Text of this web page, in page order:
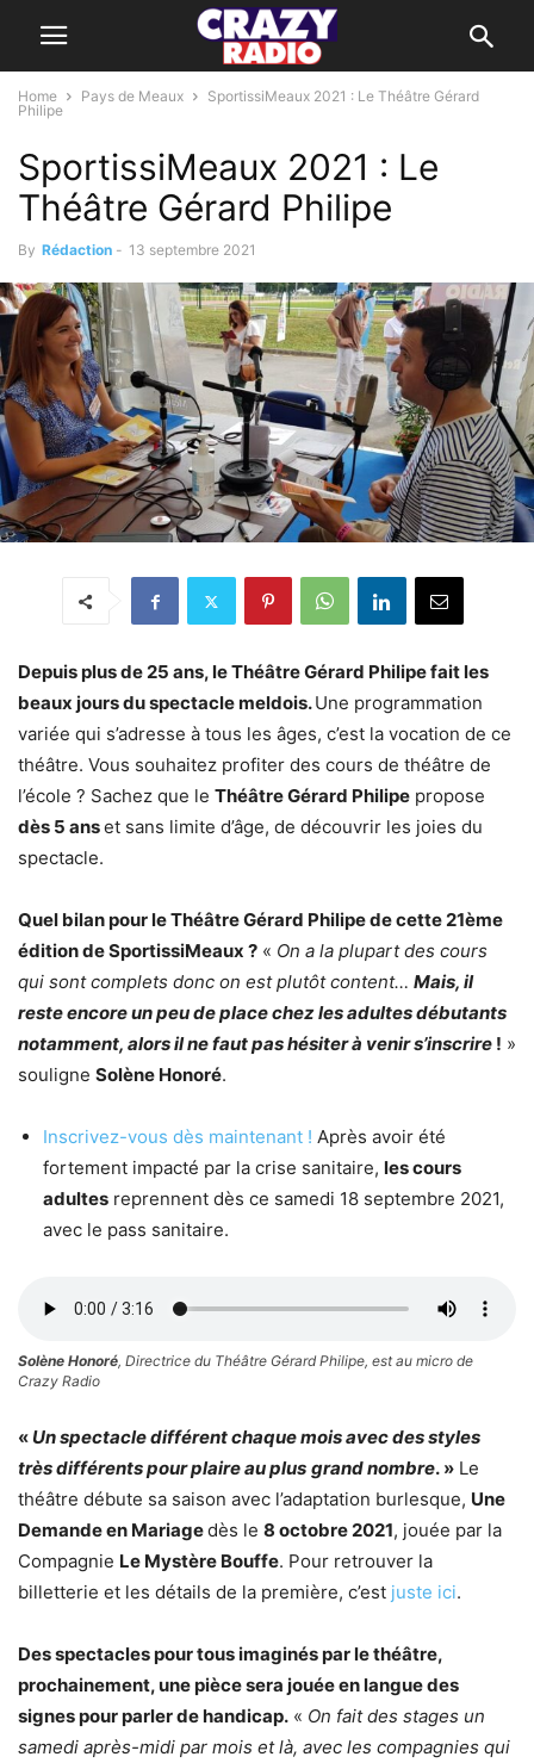
Home Pays de Meaux
SportissiMeaux 2021 : Le Théâtre Gérard
Philipe
SportissiMeaux 2021 : Le
Théâtre Gérard Philipe
By Rédaction - 13 septembre 2021
Depuis plus de 25 ans, le Théâtre Gérard Philipe fait les
beaux jours du spectacle meldois.Une programmation
variée qui s’adresse à tous les âges, c’est la vocation de ce
théâtre. Vous souhaitez profiter des cours de théâtre de
l’école ? Sachez que le Théâtre Gérard Philipe propose
dès 5 anset sans limite d’âge, de découvrir les joies du
spectacle.
Quel bilan pour le Théâtre Gérard Philipe de cette 21ème
édition de SportissiMeaux ? « On a la plupart des cours
qui sont complets donc on est plutôt content… Mais, il
reste encore un peu de place chez les adultes débutants
notamment, alors il ne faut pas hésiter à venir s’inscrire ! »
souligne Solène Honoré.
Inscrivez-vous dès maintenant ! Après avoir été
fortement impacté par la crise sanitaire, les cours
adultes reprennent dès ce samedi 18 septembre 2021,
avec le pass sanitaire.
Solène Honoré, Directrice du Théâtre Gérard Philipe, est au micro de
Crazy Radio
« Un spectacle différent chaque mois avec des styles
très différents pour plaire au plus grand nombre. » Le
théâtre débute sa saison avec l’adaptation burlesque, Une
Demande en Mariagedès le 8 octobre 2021, jouée par la
Compagnie Le Mystère Bouffe. Pour retrouver la
billetterie et les détails de la première, c’est juste ici.
Des spectacles pour tous imaginés par le théâtre,
prochainement, une pièce sera jouée en langue des
signes pour parler de handicap. « On fait des stages un
samedi après-midi par mois et là, avec les compagnies qui